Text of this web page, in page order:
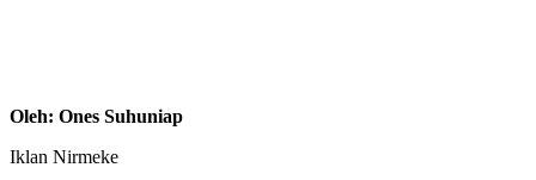
Oleh: Ones Suhuniap
Iklan Nirmeke